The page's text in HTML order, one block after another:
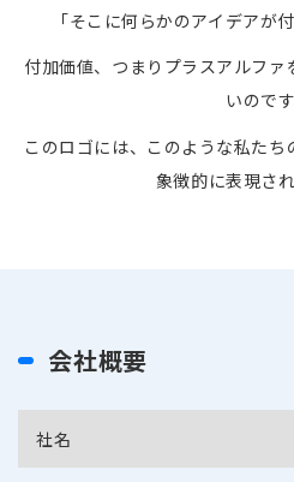
「そこに何らかのアイデアが
付加価値、つまりプラスアルフ
いのです
このロゴには、このような私た
象徴的に表現され
会社概要
社名